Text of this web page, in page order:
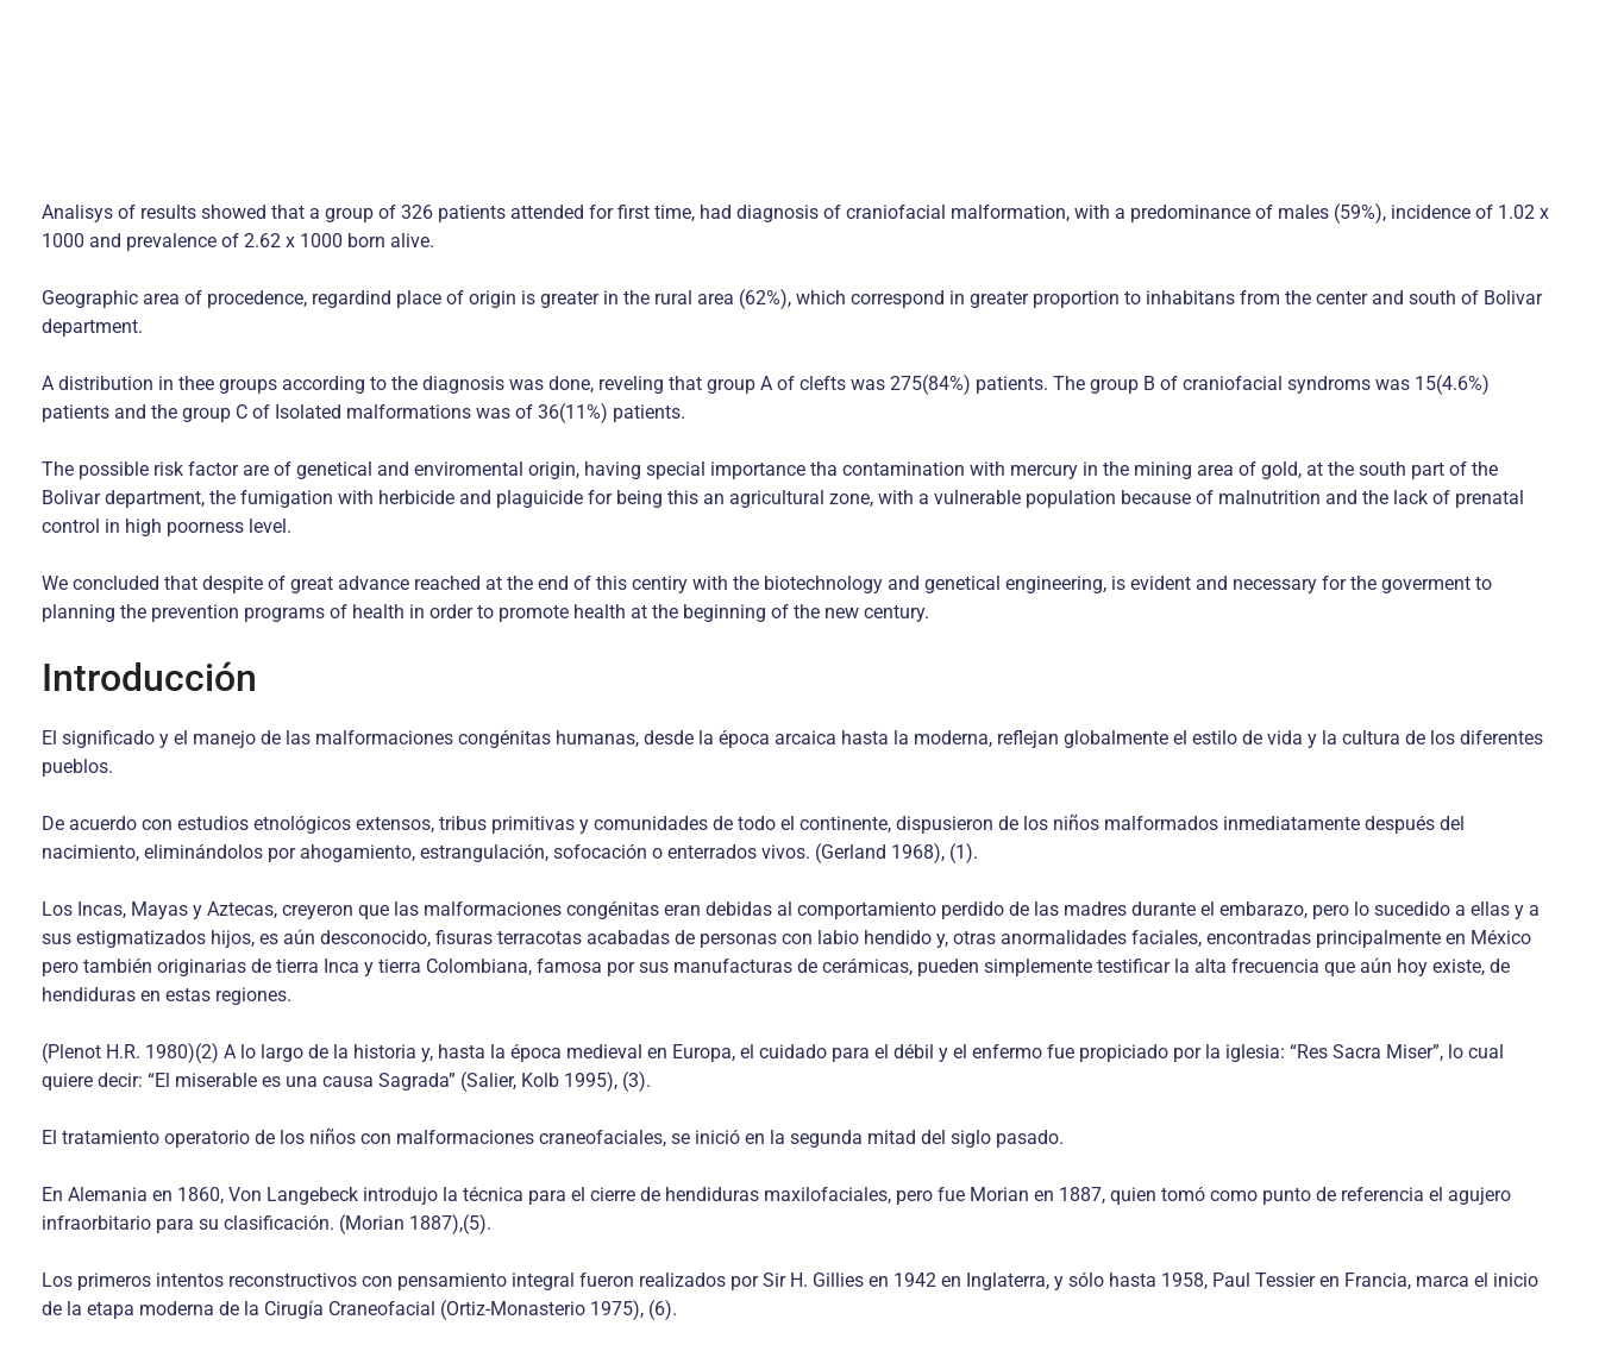
Analisys of results showed that a group of 326 patients attended for first time, had diagnosis of craniofacial malformation, with a predominance of males (59%), incidence of 1.02 x
1000 and prevalence of 2.62 x 1000 born alive.
Geographic area of procedence, regardind place of origin is greater in the rural area (62%), which correspond in greater proportion to inhabitans from the center and south of Bolivar
department.
A distribution in thee groups according to the diagnosis was done, reveling that group A of clefts was 275(84%) patients. The group B of craniofacial syndroms was 15(4.6%)
patients and the group C of Isolated malformations was of 36(11%) patients.
The possible risk factor are of genetical and enviromental origin, having special importance tha contamination with mercury in the mining area of gold, at the south part of the
Bolivar department, the fumigation with herbicide and plaguicide for being this an agricultural zone, with a vulnerable population because of malnutrition and the lack of prenatal
control in high poorness level.
We concluded that despite of great advance reached at the end of this centiry with the biotechnology and genetical engineering, is evident and necessary for the goverment to
planning the prevention programs of health in order to promote health at the beginning of the new century.
Introducción
El significado y el manejo de las malformaciones congénitas humanas, desde la época arcaica hasta la moderna, reflejan globalmente el estilo de vida y la cultura de los diferentes
pueblos.
De acuerdo con estudios etnológicos extensos, tribus primitivas y comunidades de todo el continente, dispusieron de los niños malformados inmediatamente después del
nacimiento, eliminándolos por ahogamiento, estrangulación, sofocación o enterrados vivos. (Gerland 1968), (1).
Los Incas, Mayas y Aztecas, creyeron que las malformaciones congénitas eran debidas al comportamiento perdido de las madres durante el embarazo, pero lo sucedido a ellas y a
sus estigmatizados hijos, es aún desconocido, fisuras terracotas acabadas de personas con labio hendido y, otras anormalidades faciales, encontradas principalmente en México
pero también originarias de tierra Inca y tierra Colombiana, famosa por sus manufacturas de cerámicas, pueden simplemente testificar la alta frecuencia que aún hoy existe, de
hendiduras en estas regiones.
(Plenot H.R. 1980)(2) A lo largo de la historia y, hasta la época medieval en Europa, el cuidado para el débil y el enfermo fue propiciado por la iglesia: “Res Sacra Miser”, lo cual
quiere decir: “El miserable es una causa Sagrada” (Salier, Kolb 1995), (3).
El tratamiento operatorio de los niños con malformaciones craneofaciales, se inició en la segunda mitad del siglo pasado.
En Alemania en 1860, Von Langebeck introdujo la técnica para el cierre de hendiduras maxilofaciales, pero fue Morian en 1887, quien tomó como punto de referencia el agujero
infraorbitario para su clasificación. (Morian 1887),(5).
Los primeros intentos reconstructivos con pensamiento integral fueron realizados por Sir H. Gillies en 1942 en Inglaterra, y sólo hasta 1958, Paul Tessier en Francia, marca el inicio
de la etapa moderna de la Cirugía Craneofacial (Ortiz-Monasterio 1975), (6).